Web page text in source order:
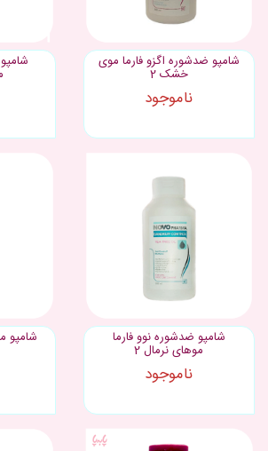
شامپو ضدشوره اگزو فارما موی
خشک 2
ناموجود
شامپو ضدشوره نوو فارما
موهای نرمال 2
ناموجود
شامپو